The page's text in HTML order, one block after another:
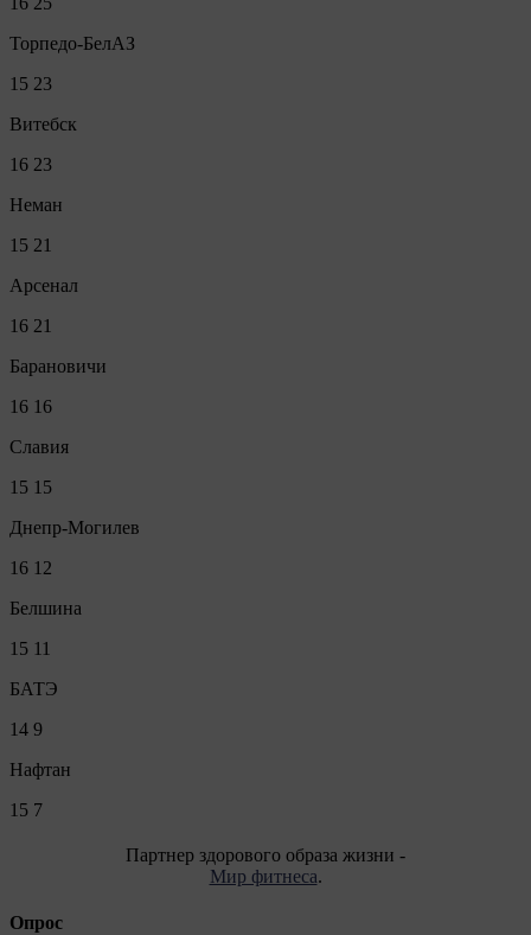
Торпедо-БелАЗ
15 23
Витебск
16 23
Неман
15 21
Арсенал
16 21
Барановичи
16 16
Славия
15 15
Днепр-Могилев
16 12
Белшина
15 11
БАТЭ
14 9
Нафтан
15 7
Партнер здорового образа жизни -
Мир фитнеса.
Опрос